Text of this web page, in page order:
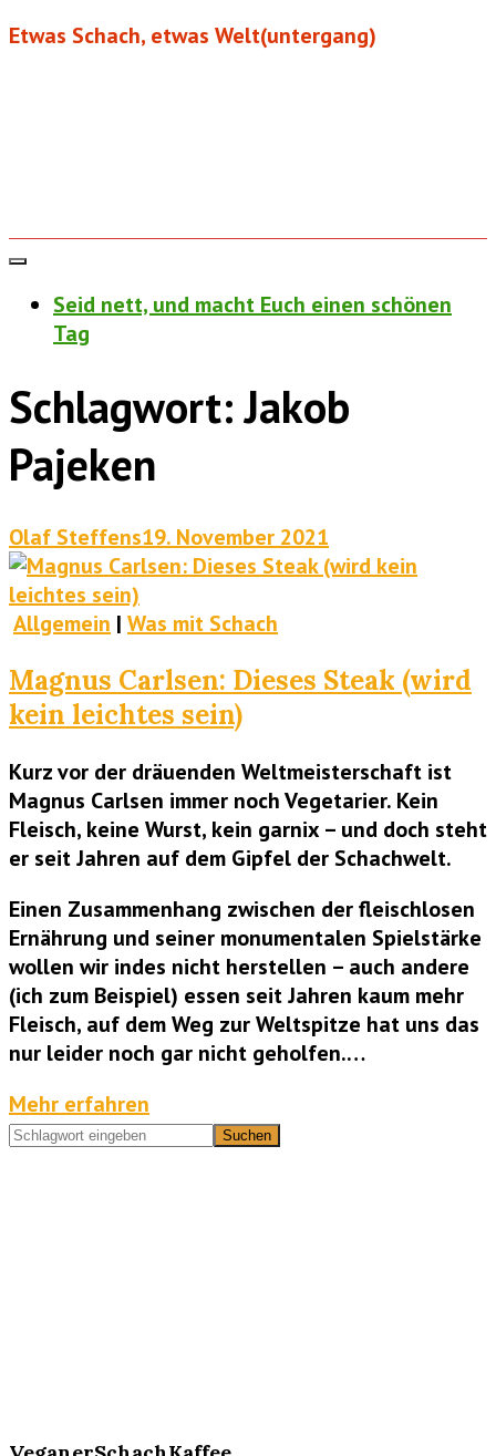
Etwas Schach, etwas Welt(untergang)
Seid nett, und macht Euch einen schönen
Tag
Schlagwort:Jakob
Pajeken
Olaf Steffens19. November 2021
Allgemein | Was mit Schach
Magnus Carlsen: Dieses Steak (wird
kein leichtes sein)
Kurz vor der dräuenden Weltmeisterschaft ist
Magnus Carlsen immer noch Vegetarier. Kein
Fleisch, keine Wurst, kein garnix – und doch steht
er seit Jahren auf dem Gipfel der Schachwelt.
Einen Zusammenhang zwischen der fleischlosen
Ernährung und seiner monumentalen Spielstärke
wollen wir indes nicht herstellen – auch andere
(ich zum Beispiel) essen seit Jahren kaum mehr
Fleisch, auf dem Weg zur Weltspitze hat uns das
nur leider noch gar nicht geholfen.…
Mehr erfahren